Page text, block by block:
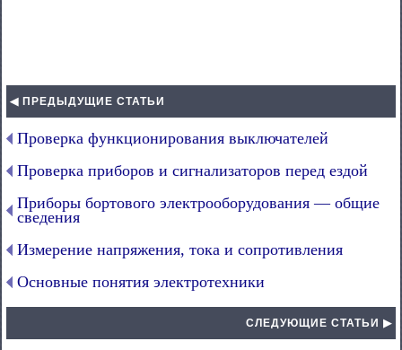
◀ ПРЕДЫДУЩИЕ СТАТЬИ
Проверка функционирования выключателей
Проверка приборов и сигнализаторов перед ездой
Приборы бортового электрооборудования — общие
сведения
Измерение напряжения, тока и сопротивления
Основные понятия электротехники
СЛЕДУЮЩИЕ СТАТЬИ ▶